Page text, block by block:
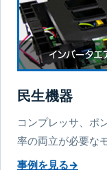
民生機器
コンプレッサ、ポ
率の両立が必要な
事例を見る→